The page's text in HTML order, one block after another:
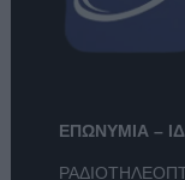
ΕΠΩΝΥΜΙΑ –